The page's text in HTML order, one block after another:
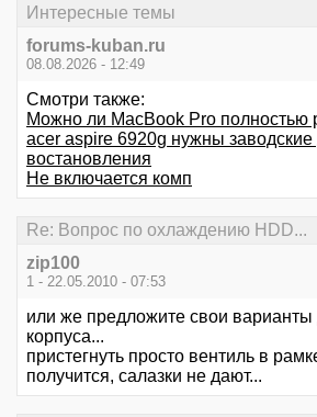
Интересные темы
forums-kuban.ru
08.08.2026 - 12:49
Смотри также:
Можно ли MacBook Pro полностью
acer aspire 6920g нужны заводские
востановления
Не включается комп
Re: Вопрос по охлаждению HDD...
zip100
1 - 22.05.2010 - 07:53
или же предложите свои варианты
корпуса...
пристегнуть просто вентиль в
получится, салазки не дают...